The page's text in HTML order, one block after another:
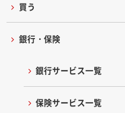
買う
銀行・保険
銀行サービス一覧
保険サービス一覧